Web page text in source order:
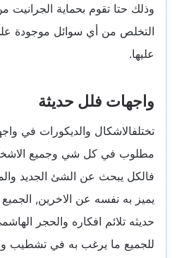
وذلك حتا تقوم بحماية
التخلص من أي سوائل موجودة
عليها.
واجهات فلل حديثة
تختلفالاشكال والديكورات في
مطلوب في كل شي وجميع
فالكل يبحث عن الشئ الجديد
يميز به نفسه عن الاخرين,
حديثه تلائم افكاره والحجر
للجميع ما يرغب به في تشطيب